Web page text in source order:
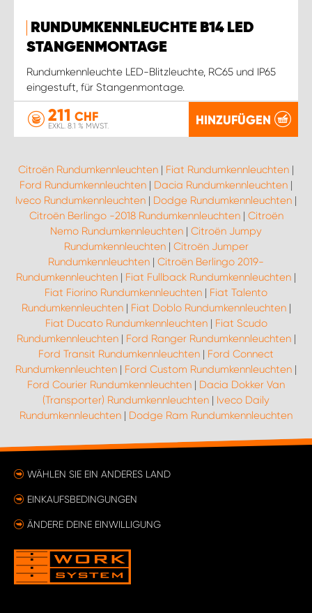
RUNDUMKENNLEUCHTE B14 LED
STANGENMONTAGE
Rundumkennleuchte LED-Blitzleuchte, RC65 und IP65
eingestuft, für Stangenmontage.
211 CHF
EXKL. 8.1 % MWST. HINZUFÜGEN
Citroën Rundumkennleuchten | Fiat Rundumkennleuchten |
Ford Rundumkennleuchten | Dacia Rundumkennleuchten |
Iveco Rundumkennleuchten | Dodge Rundumkennleuchten |
Citroën Berlingo -2018 Rundumkennleuchten| Citroën
Nemo Rundumkennleuchten | Citroën Jumpy
Rundumkennleuchten| Citroën Jumper
Rundumkennleuchten | Citroën Berlingo 2019-
Rundumkennleuchten | Fiat Fullback Rundumkennleuchten |
Fiat Fiorino Rundumkennleuchten | Fiat Talento
Rundumkennleuchten| Fiat Doblo Rundumkennleuchten|
Fiat Ducato Rundumkennleuchten| Fiat Scudo
Rundumkennleuchten| Ford Ranger Rundumkennleuchten|
Ford Transit Rundumkennleuchten | Ford Connect
Rundumkennleuchten | Ford Custom Rundumkennleuchten |
Ford Courier Rundumkennleuchten | Dacia Dokker Van
(Transporter) Rundumkennleuchten | Iveco Daily
Rundumkennleuchten | Dodge Ram Rundumkennleuchten
WÄHLEN SIE EIN ANDERES LAND
EINKAUFSBEDINGUNGEN
ÄNDERE DEINE EINWILLIGUNG